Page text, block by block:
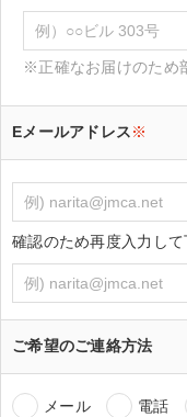
※正確なお届けのため
Eメールアドレス※
確認のため再度入力して
ご希望のご連絡方法
メール 電話